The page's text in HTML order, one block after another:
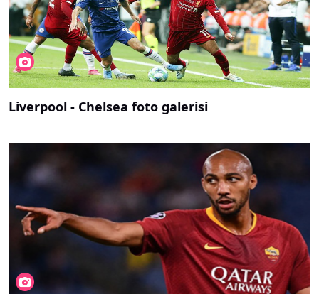
Liverpool - Chelsea foto galerisi